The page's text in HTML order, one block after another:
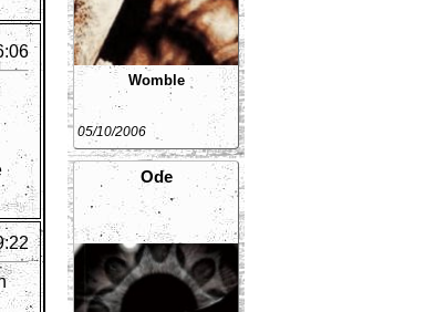
Womble
05/10/2006
Ode